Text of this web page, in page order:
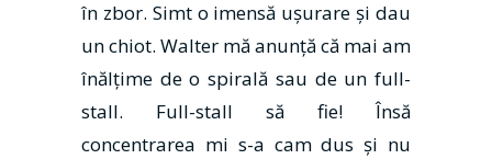
în zbor. Simt o imensă uşurare şi dau
un chiot. Walter mă anunţă că mai am
înălţime de o spirală sau de un full-
stall. Full-stall să fie! Însă
concentrarea mi s-a cam dus şi nu